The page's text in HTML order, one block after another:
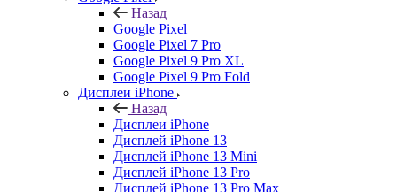
Назад
Google Pixel
Google Pixel 7 Pro
Google Pixel 9 Pro XL
Google Pixel 9 Pro Fold
Дисплеи iPhone
Назад
Дисплеи iPhone
Дисплей iPhone 13
Дисплей iPhone 13 Mini
Дисплей iPhone 13 Pro
Дисплей iPhone 13 Pro Max